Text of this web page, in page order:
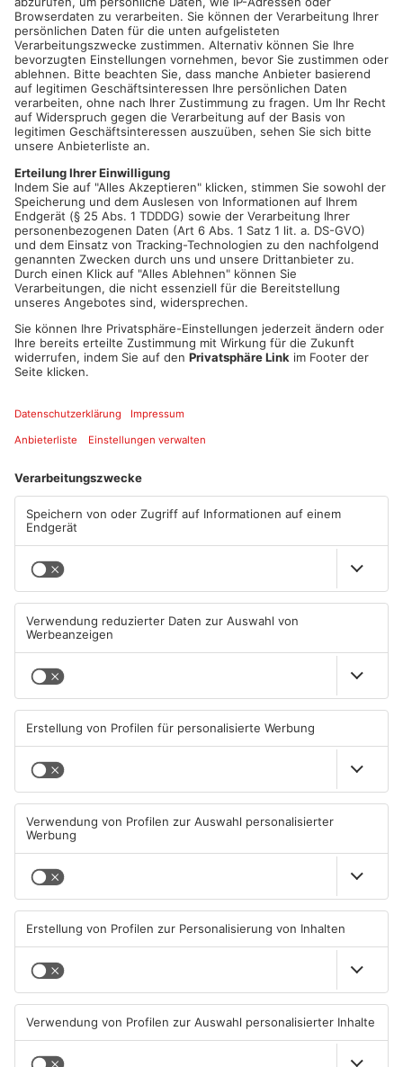
ASCHAFFENBURG.In der Fußball-Regionalliga ist Viktoria
Aschaffenburg im Heimspiel am Abend gegen den TSV
Aubstadt nicht über ein 0:0 hinausgekommen. Und dass,
obwohl die Viktoria rund 30 Minuten lang mit einem Mann
mehr auf dem Platz stand. Eine rote Karte gab’s dann aber
auch für die Aschaffenburger, und zwar für Dähn.
ANZEIGE
Mehr aus Sport
Fußball: Bitterer Sonntag für
und Frammersbach
10.08.2026, 05:46 UHR IN SPORT
gewinnt zum Jubiläum in
Rodgau
Sportergebnisse: TV
Großwallstadt unterliegt
Rhein-Neckar Löwen
Fußball: Viktoria
TOPNEWS